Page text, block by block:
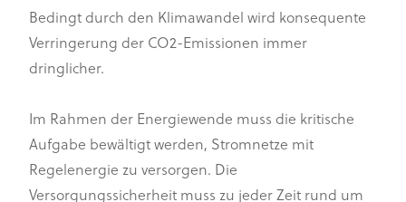
Bedingt durch den Klimawandel wird konsequente
Verringerung der CO2-Emissionen immer
dringlicher.
Im Rahmen der Energiewende muss die kritische
Aufgabe bewältigt werden, Stromnetze mit
Regelenergie zu versorgen. Die
Versorgungssicherheit muss zu jeder Zeit rund um